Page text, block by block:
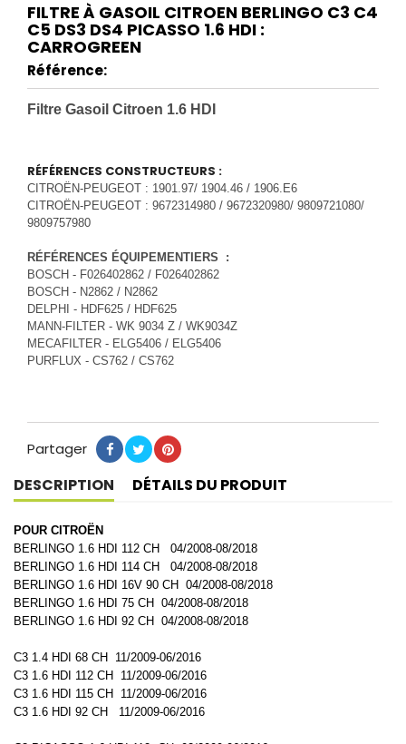
FILTRE À GASOIL CITROEN BERLINGO C3 C4
C5 DS3 DS4 PICASSO 1.6 HDI :
CARROGREEN
Référence:
Filtre Gasoil Citroen 1.6 HDI
RÉFÉRENCES CONSTRUCTEURS :
CITROËN-PEUGEOT : 1901.97/ 1904.46 / 1906.E6
CITROËN-PEUGEOT : 9672314980 / 9672320980/ 9809721080/
9809757980
RÉFÉRENCES ÉQUIPEMENTIERS :
BOSCH - F026402862 / F026402862
BOSCH - N2862 / N2862
DELPHI - HDF625 / HDF625
MANN-FILTER - WK 9034 Z / WK9034Z
MECAFILTER - ELG5406 / ELG5406
PURFLUX - CS762 / CS762
Partager
Partager
TweetPinterest
DESCRIPTION DÉTAILS DU PRODUIT
POUR CITROËN
BERLINGO 1.6 HDI 112 CH 04/2008-08/2018
BERLINGO 1.6 HDI 114 CH 04/2008-08/2018
BERLINGO 1.6 HDI 16V 90 CH 04/2008-08/2018
BERLINGO 1.6 HDI 75 CH 04/2008-08/2018
BERLINGO 1.6 HDI 92 CH 04/2008-08/2018
C3 1.4 HDI 68 CH 11/2009-06/2016
C3 1.6 HDI 112 CH 11/2009-06/2016
C3 1.6 HDI 115 CH 11/2009-06/2016
C3 1.6 HDI 92 CH 11/2009-06/2016